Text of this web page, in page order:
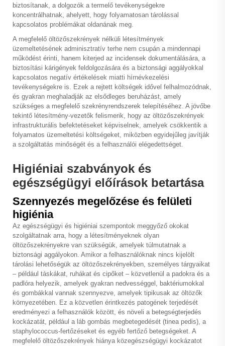
biztosítanak, a dolgozók a termelő tevékenységekre
koncentrálhatnak, ahelyett, hogy folyamatosan tárolással
kapcsolatos problémákat oldanának meg.
A megfelelő öltözőszekrények nélküli létesítmények
üzemeltetésének adminisztratív terhe nem csupán a mindennapi
működést érinti, hanem kiterjed az incidensek dokumentálására, a
biztosítási kárigények feldolgozására és a biztonsági aggályokkal
kapcsolatos negatív értékelések miatti hírnévkezelési
tevékenységekre is. Ezek a rejtett költségek idővel felhalmozódnak,
és gyakran meghaladják az elsődleges beruházást, amely
szükséges a megfelelő szekrényrendszerek telepítéséhez. A jövőbe
tekintő létesítmény-vezetők felismerik, hogy az öltözőszekrények
infrastrukturális befektetéseket képviselnek, amelyek csökkentik a
folyamatos üzemeltetési költségeket, miközben egyidejűleg javítják
a szolgáltatás minőségét és a felhasználói elégedettséget.
Higiéniai szabványok és
egészségügyi előírások betartása
Szennyezés megelőzése és felületi
higiénia
Az egészségügyi és higiéniai szempontok meggyőző okokat
szolgáltatnak arra, hogy a létesítményeknek olyan
öltözőszekrényekre van szükségük, amelyek túlmutatnak a
biztonsági aggályokon. Amikor a felhasználóknak nincs kijelölt
tárolási lehetőségük az öltözőszekrényekben, személyes tárgyaikat
– például táskákat, ruhákat és cipőket – közvetlenül a padokra és a
padlóra helyezik, amelyek gyakran nedvességgel, baktériumokkal
és gombákkal vannak szennyezve, amelyek tipikusak az öltözők
környezetében. Ez a közvetlen érintkezés patogének terjedését
eredményezi a felhasználók között, és növeli a betegségterjedés
kockázatát, például a láb gombás megbetegedését (tinea pedis), a
staphylococcus-fertőzéseket és egyéb fertőző betegségeket. A
megfelelő öltözőszekrények hiánya közegészségügyi kockázatot